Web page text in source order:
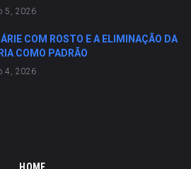
5, 2026
COM ROSTO E A ELIMINAÇÃO DA
COMO PADRÃO
4, 2026